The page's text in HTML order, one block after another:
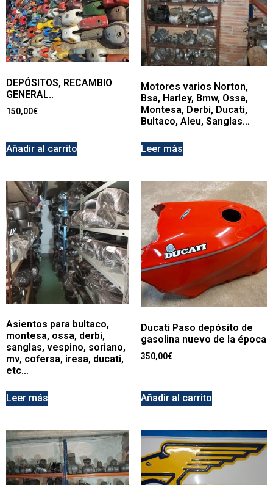
DEPÓSITOS, RECAMBIO
GENERAL..
150,00€
Añadir al carrito
Motores varios Norton,
Bsa, Harley, Bmw, Ossa,
Montesa, Derbi, Ducati,
Bultaco, Aleu, Sanglas…
Leer más
Asientos para bultaco,
montesa, ossa, derbi,
sanglas, vespino, soriano,
mv, cofersa, iresa, ducati,
etc…
Leer más
Ducati Paso depósito de
gasolina nuevo de la época
350,00€
Añadir al carrito